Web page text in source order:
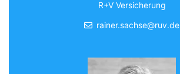
R+V Versicherung
rainer.sachse@ruv.de